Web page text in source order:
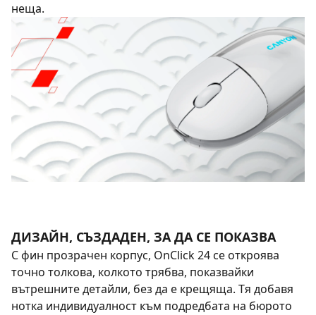
неща.
ДИЗАЙН, СЪЗДАДЕН, ЗА ДА СЕ ПОКАЗВА
С фин прозрачен корпус, OnClick 24 се откроява
точно толкова, колкото трябва, показвайки
вътрешните детайли, без да е крещяща. Тя добавя
нотка индивидуалност към подредбата на бюрото